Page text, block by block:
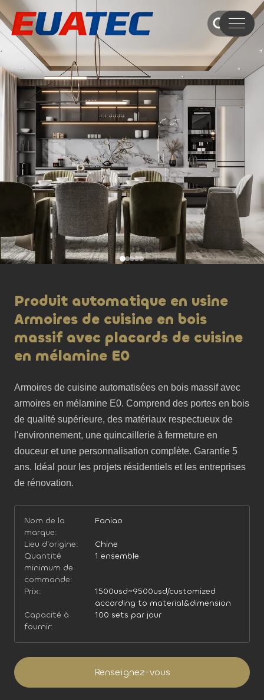
Produit automatique en usine
Armoires de cuisine en bois
massif avec placards de cuisine
en mélamine E0
Armoires de cuisine automatisées en bois massif avec
armoires en mélamine E0. Comprend des portes en bois
de qualité supérieure, des matériaux respectueux de
l'environnement, une quincaillerie à fermeture en
douceur et une personnalisation complète. Garantie 5
ans. Idéal pour les projets résidentiels et les entreprises
de rénovation.
Nom de la
marque:
Faniao
Lieu d'origine:
Chine
Quantité
minimum de
commande:
1 ensemble
Prix:
1500usd~9500usd/customized
according to material&dimension
Capacité à
fournir:
100 sets par jour
Renseignez-vous